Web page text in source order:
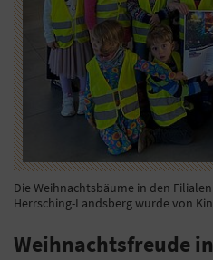
Die Weihnachtsbäume in den
Herrsching-Landsberg wurde von
Weihnachtsfreude